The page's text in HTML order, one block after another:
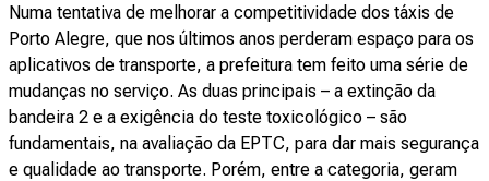
Numa tentativa de melhorar a competitividade dos táxis de
Porto Alegre, que nos últimos anos perderam espaço para os
aplicativos de transporte, a prefeitura tem feito uma série de
mudanças no serviço. As duas principais – a extinção da
bandeira 2 e a exigência do teste toxicológico – são
fundamentais, na avaliação da EPTC, para dar mais segurança
e qualidade ao transporte. Porém, entre a categoria, geram